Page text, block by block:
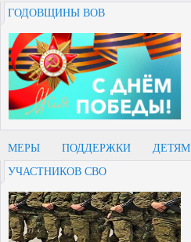
ГОДОВЩИНЫ ВОВ
МЕРЫ ПОДДЕРЖКИ ДЕТЯМ
УЧАСТНИКОВ СВО